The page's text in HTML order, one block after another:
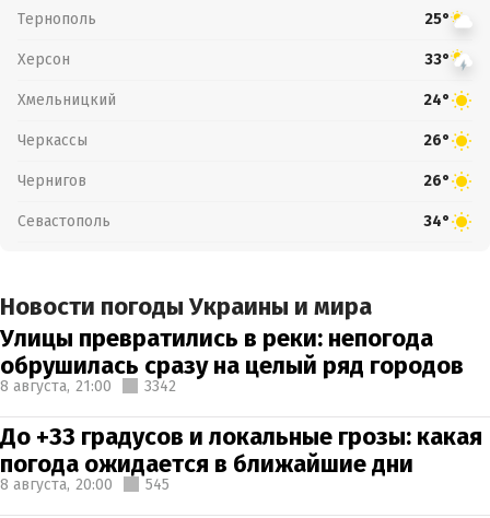
Тернополь 25°
Херсон 33°
Хмельницкий 24°
Черкассы 26°
Чернигов 26°
Севастополь 34°
Новости погоды Украины и мира
Улицы превратились в реки: непогода
обрушилась сразу на целый ряд городов
8 августа, 21:00 3342
До +33 градусов и локальные грозы: какая
погода ожидается в ближайшие дни
8 августа, 20:00 545